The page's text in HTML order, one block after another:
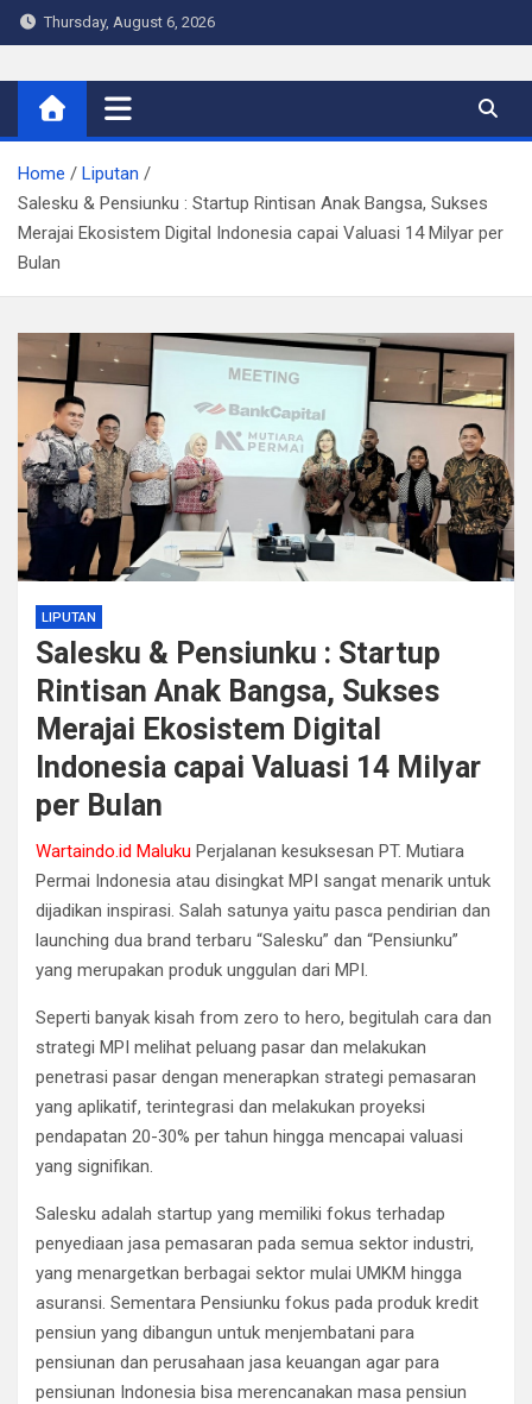
Skip
to
Thursday, August 6, 2026
Warta Indo
Home
Liputan
Salesku & Pensiunku : Startup Rintisan Anak Bangsa, Sukses
Merajai Ekosistem Digital Indonesia capai Valuasi 14 Milyar per
Bulan
LIPUTAN
Salesku & Pensiunku : Startup
Rintisan Anak Bangsa, Sukses
Merajai Ekosistem Digital
Indonesia capai Valuasi 14 Milyar
per Bulan
Wartaindo.id Maluku Perjalanan kesuksesan PT. Mutiara
Permai Indonesia atau disingkat MPI sangat menarik untuk
dijadikan inspirasi. Salah satunya yaitu pasca pendirian dan
launching dua brand terbaru “Salesku” dan “Pensiunku”
yang merupakan produk unggulan dari MPI.
Seperti banyak kisah from zero to hero, begitulah cara dan
strategi MPI melihat peluang pasar dan melakukan
penetrasi pasar dengan menerapkan strategi pemasaran
yang aplikatif, terintegrasi dan melakukan proyeksi
pendapatan 20-30% per tahun hingga mencapai valuasi
yang signifikan.
Salesku adalah startup yang memiliki fokus terhadap
penyediaan jasa pemasaran pada semua sektor industri,
yang menargetkan berbagai sektor mulai UMKM hingga
asuransi. Sementara Pensiunku fokus pada produk kredit
pensiun yang dibangun untuk menjembatani para
pensiunan dan perusahaan jasa keuangan agar para
pensiunan Indonesia bisa merencanakan masa pensiun